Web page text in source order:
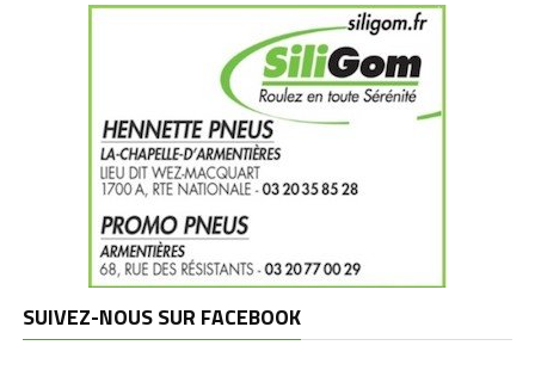
SUIVEZ-NOUS SUR FACEBOOK